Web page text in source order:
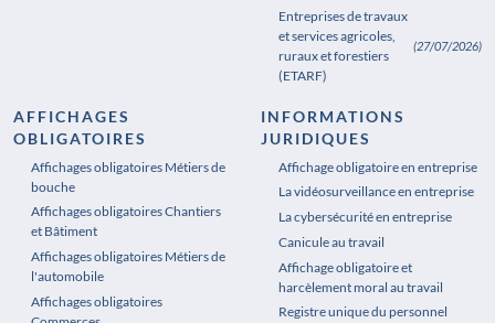
Entreprises de travaux
et services agricoles,
ruraux et forestiers
(ETARF)
(27/07/2026)
AFFICHAGES
OBLIGATOIRES
Affichages obligatoires Métiers de
bouche
Affichages obligatoires Chantiers
et Bâtiment
Affichages obligatoires Métiers de
l'automobile
Affichages obligatoires
Affichages obligatoires Pharmacie
INFORMATIONS
JURIDIQUES
Affichage obligatoire en entreprise
La vidéosurveillance en entreprise
La cybersécurité en entreprise
Canicule au travail
Affichage obligatoire et
harcèlement moral au travail
Registre unique du personnel